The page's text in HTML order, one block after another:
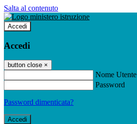
Salta al contenuto
Accedi
Accedi
button close ×
Nome Utente
Password
Password dimenticata?